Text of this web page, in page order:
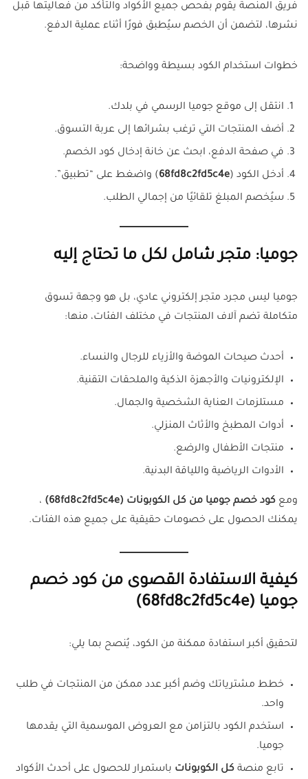
فريق المنصة يقوم بفحص جميع الأكواد والتأكد من فعاليتها قبل
نشرها، لتضمن أن الخصم سيُطبق فورًا أثناء عملية الدفع.
خطوات استخدام الكود بسيطة وواضحة:
انتقل إلى موقع جوميا الرسمي في بلدك.
أضف المنتجات التي ترغب بشرائها إلى عربة التسوق.
في صفحة الدفع، ابحث عن خانة إدخال كود الخصم.
أدخل الكود (68fd8c2fd5c4e) واضغط على “تطبيق”.
سيُخصم المبلغ تلقائيًا من إجمالي الطلب.
جوميا: متجر شامل لكل ما تحتاج إليه
جوميا ليس مجرد متجر إلكتروني عادي، بل هو وجهة تسوق
متكاملة تضم آلاف المنتجات في مختلف الفئات، منها:
أحدث صيحات الموضة والأزياء للرجال والنساء.
الإلكترونيات والأجهزة الذكية والملحقات التقنية.
مستلزمات العناية الشخصية والجمال.
أدوات المطبخ والأثاث المنزلي.
منتجات الأطفال والرضع.
الأدوات الرياضية واللياقة البدنية.
ومع كود خصم جوميا من كل الكوبونات (68fd8c2fd5c4e
) ،
يمكنك الحصول على خصومات حقيقية على جميع هذه الفئات.
كيفية الاستفادة القصوى من كود خصم
جوميا (68fd8c2fd5c4e)
لتحقيق أكبر استفادة ممكنة من الكود، يُنصح بما يلي:
خطط مشترياتك وضم أكبر عدد ممكن من المنتجات في طلب
واحد.
استخدم الكود بالتزامن مع العروض الموسمية التي يقدمها
جوميا.
تابع منصة كل الكوبونات باستمرار للحصول على أحدث الأكواد